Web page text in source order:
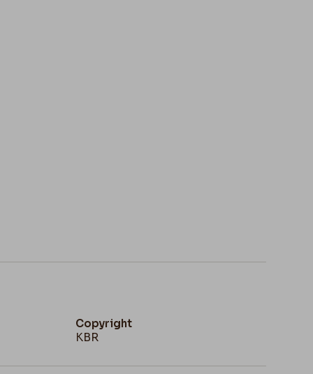
Copyright
KBR